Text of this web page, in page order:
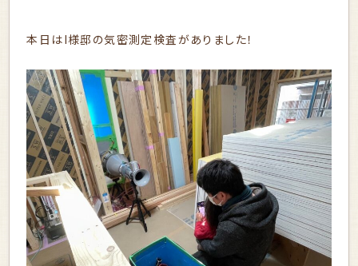
本日はI様邸の気密測定検査がありました！